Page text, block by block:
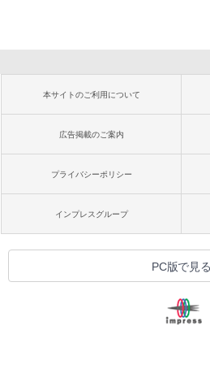
本サイトのご利用について
広告掲載のご案内
プライバシーポリシー
インプレスグループ
PC版で見る